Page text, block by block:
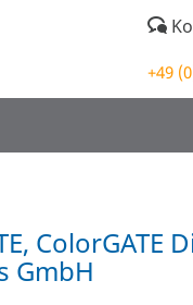
+49
ColorGATE
GmbH